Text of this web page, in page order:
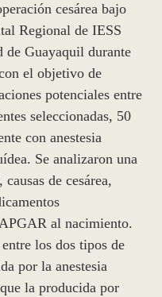
cesárea bajo
Regional de IESS
de Guayaquil durante
el objetivo de
potenciales entre
seleccionadas, 50
con anestesia
Se analizaron una
de cesárea,
al nacimiento.
los dos tipos de
por la anestesia
la producida por